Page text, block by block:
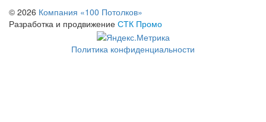
© 2026 Компания «100 Потолков»
Разработка и продвижение СТК Промо
Политика конфиденциальности